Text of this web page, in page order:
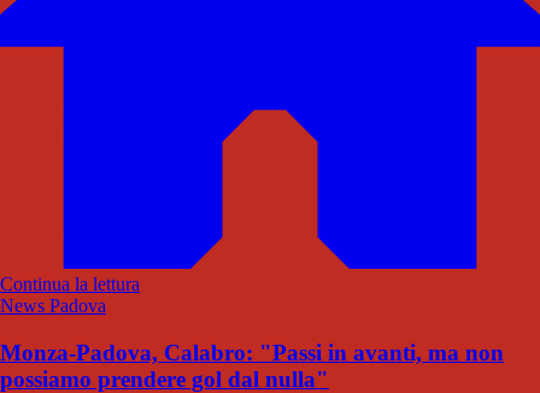
Continua la lettura
News Padova
Monza-Padova, Calabro: "Passi in avanti, ma non
possiamo prendere gol dal nulla"